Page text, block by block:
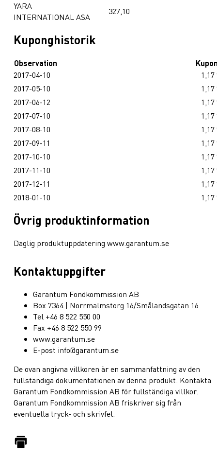
YARA
INTERNATIONAL ASA
327,10
Kuponghistorik
Observation
2017-04-10
1,17
2017-05-10
1,17
2017-06-12
1,17
2017-07-10
1,17
2017-08-10
1,17
2017-09-11
1,17
2017-10-10
1,17
2017-11-10
1,17
2017-12-11
1,17
2018-01-10
1,17
Övrig produktinformation
Daglig produktuppdatering www.garantum.se
Kontaktuppgifter
Garantum Fondkommission AB
Box 7364 | Norrmalmstorg 16/Smålandsgatan 16
Tel +46 8 522 550 00
Fax +46 8 522 550 99
www.garantum.se
E-post info@garantum.se
De ovan angivna villkoren är en sammanfattning av den
fullständiga dokumentationen av denna produkt. Kontakta
Garantum Fondkommission AB för fullständiga villkor.
Garantum Fondkommission AB friskriver sig från
eventuella tryck- och skrivfel.